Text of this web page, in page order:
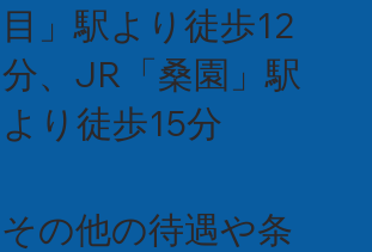
目」駅より徒歩12
分、JR「桑園」駅
より徒歩15分
その他の待遇や条